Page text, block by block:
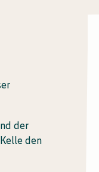
der
den